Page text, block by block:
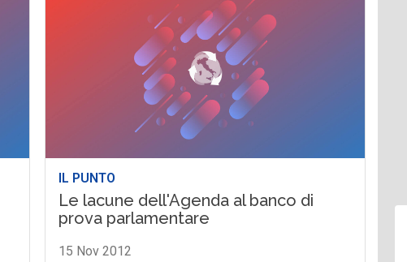
IL PUNTO
Le lacune dell'Agenda al banco di
prova parlamentare
15 Nov 2012